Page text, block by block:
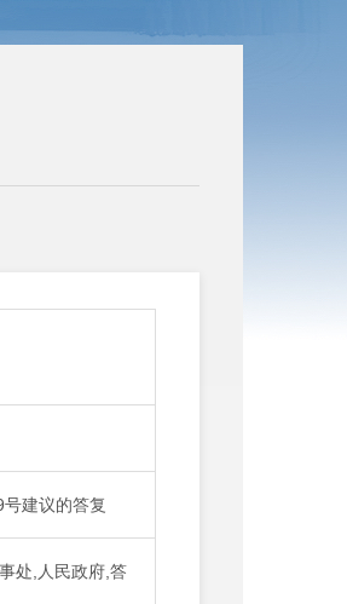
建议的答复
处,人民政府,答